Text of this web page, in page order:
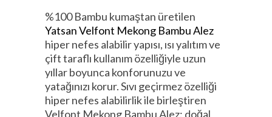
%100 Bambu kumaştan üretilen
Yatsan Velfont Mekong Bambu Alez
hiper nefes alabilir yapısı, ısı yalıtım ve
çift taraflı kullanım özelliğiyle uzun
yıllar boyunca konforunuzu ve
yatağınızı korur. Sıvı geçirmez özelliği
hiper nefes alabilirlik ile birleştiren
Velfont Mekong Bambu Alez; doğal